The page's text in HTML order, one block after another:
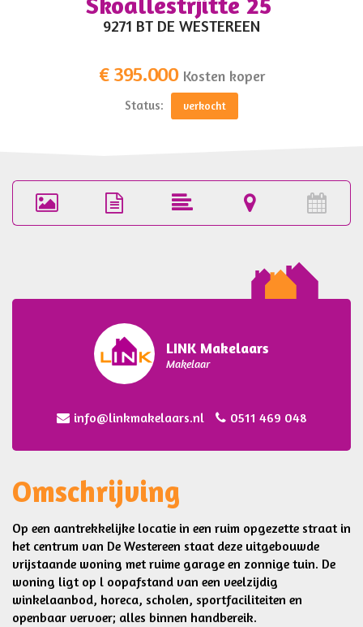
9271 BT DE WESTEREEN
€ 395.000 Kosten koper
Status: verkocht
Foto's
(50)
BrochureOmschrijving
Locatie
LINK Makelaars
Makelaar
info@linkmakelaars.nl 0511 469 048
Omschrijving
Op een aantrekkelijke locatie in een ruim opgezette straat in
het centrum van De Westereen staat deze uitgebouwde
vrijstaande woning met ruime garage en zonnige tuin. De
woning ligt op l oopafstand van een veelzijdig
winkelaanbod, horeca, scholen, sportfaciliteiten en
openbaar vervoer; alles binnen handbereik.